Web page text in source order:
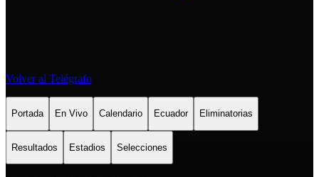
Volver al Telégrafo
Portada En Vivo Calendario Ecuador Eliminatorias
Resultados Estadios Selecciones